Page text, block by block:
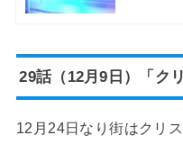
29話（12月9日）「ク
12月24日なり街はクリ